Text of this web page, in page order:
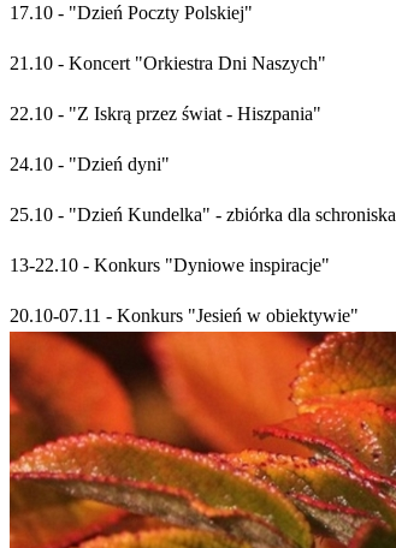
17.10 - "Dzień Poczty Polskiej"
21.10 - Koncert "Orkiestra Dni Naszych"
22.10 - "Z Iskrą przez świat - Hiszpania"
24.10 - "Dzień dyni"
25.10 - "Dzień Kundelka" - zbiórka dla schroniska
13-22.10 - Konkurs "Dyniowe inspiracje"
20.10-07.11 - Konkurs "Jesień w obiektywie"